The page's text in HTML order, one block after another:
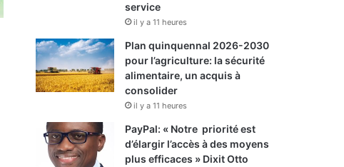
service
il y a 11 heures
Plan quinquennal 2026-2030
pour l’agriculture: la sécurité
alimentaire, un acquis à
consolider
il y a 11 heures
PayPal: « Notre priorité est
d’élargir l’accès à des moyens
plus efficaces » Dixit Otto